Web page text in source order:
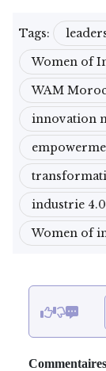
Tags:
Women of
WAM
innovation
industrie 4.0
Women of
Commentaires